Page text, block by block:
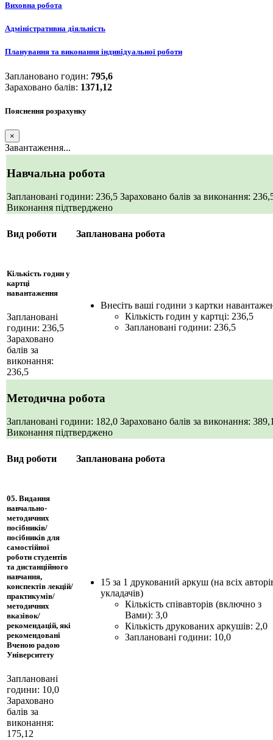
Виховна робота
Адміністративна діяльність
Планування та виконання індивідуальної роботи
Заплановано годин: 795,6
Зараховано балів: 1371,12
Пояснення розрахунку
×
Завантаження...
Навчальна робота
Заплановані години: 236,5 Зараховано балів за виконання:
Виконання підтверджено
Вид роботи Запланована робота
Кількість годин у
картці
навантаження
Заплановані
години: 236,5
Зараховано
балів за
виконання:
236,5
Внесіть ваші години з картки
Кількість годин у картці: 236,5
Заплановані години: 236,5
Методична робота
Заплановані години: 182,0 Зараховано балів за виконання:
Виконання підтверджено
Вид роботи Запланована робота
05. Видання
навчально-
методичних
посібників/
посібників для
самостійної
роботи студентів
та дистанційного
навчання,
конспектів лекцій/
практикумів/
методичних
вказівок/
рекомендацій, які
рекомендовані
Вченою радою
Університету
Заплановані
години: 10,0
Зараховано
балів за
виконання:
175,12
15 за 1 друкований аркуш (на всіх
укладачів)
Кількість співавторів (включно з
Вами): 3,0
Кількість друкованих аркушів: 2,0
Заплановані години: 10,0